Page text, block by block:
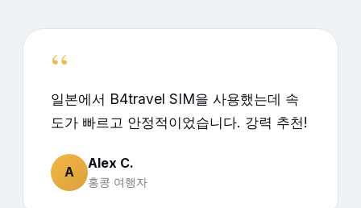
일본에서 B4travel SIM을 사용했는데 속
도가 빠르고 안정적이었습니다. 강력 추천!
A
Alex C.
홍콩 여행자